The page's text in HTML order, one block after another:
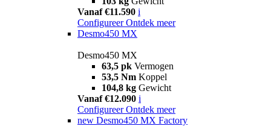
Vanaf €11.590 i
Configureer Ontdek meer
Desmo450 MX
Desmo450 MX
63,5 pk Vermogen
53,5 Nm Koppel
104,8 kg Gewicht
Vanaf €12.090 i
Configureer Ontdek meer
new Desmo450 MX Factory